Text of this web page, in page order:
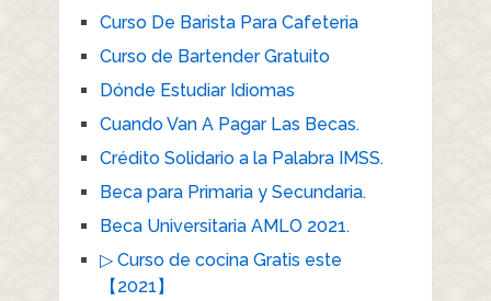
Curso De Barista Para Cafeteria
Curso de Bartender Gratuito
Dónde Estudiar Idiomas
Cuando Van A Pagar Las Becas.
Crédito Solidario a la Palabra IMSS.
Beca para Primaria y Secundaria.
Beca Universitaria AMLO 2021.
▷ Curso de cocina Gratis este
【2021】